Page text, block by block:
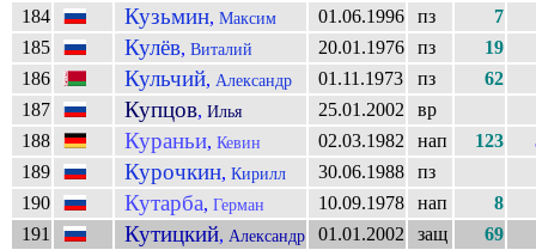
184
Кузьмин, Максим 01.06.1996 пз
7
185
Кулёв, Виталий 20.01.1976 пз
19
186
Кульчий, Александр 01.11.1973 пз
62
187
Купцов, Илья 25.01.2002
вр
188
Кураньи, Кевин 02.03.1982 нап 123
189
Курочкин, Кирилл 30.06.1988
пз
190
Кутарба, Герман 10.09.1978 нап
8
191
Кутицкий, Александр 01.01.2002 защ
69